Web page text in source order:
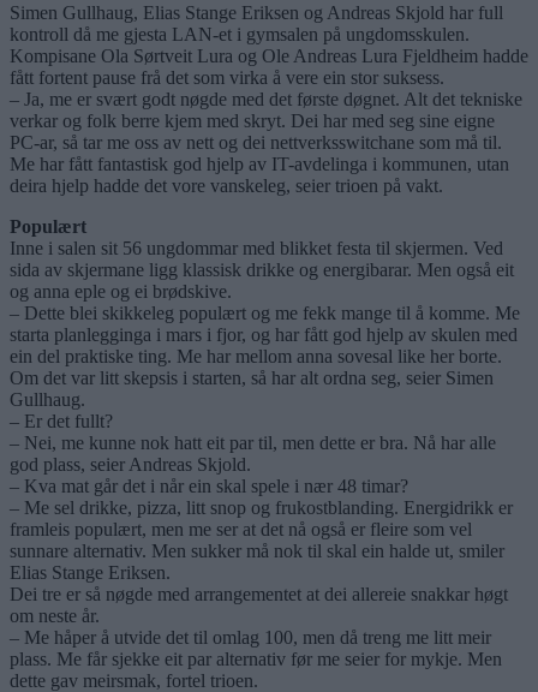
Simen Gullhaug, Elias Stange Eriksen og Andreas Skjold har full
kontroll då me gjesta LAN-et i gymsalen på ungdomsskulen.
Kompisane Ola Sørtveit Lura og Ole Andreas Lura Fjeldheim hadde
fått fortent pause frå det som virka å vere ein stor suksess.
– Ja, me er svært godt nøgde med det første døgnet. Alt det tekniske
verkar og folk berre kjem med skryt. Dei har med seg sine eigne
PC-ar, så tar me oss av nett og dei nettverksswitchane som må til.
Me har fått fantastisk god hjelp av IT-avdelinga i kommunen, utan
deira hjelp hadde det vore vanskeleg, seier trioen på vakt.
Populært
Inne i salen sit 56 ungdommar med blikket festa til skjermen. Ved
sida av skjermane ligg klassisk drikke og energibarar. Men også eit
og anna eple og ei brødskive.
– Dette blei skikkeleg populært og me fekk mange til å komme. Me
starta planlegginga i mars i fjor, og har fått god hjelp av skulen med
ein del praktiske ting. Me har mellom anna sovesal like her borte.
Om det var litt skepsis i starten, så har alt ordna seg, seier Simen
Gullhaug.
– Er det fullt?
– Nei, me kunne nok hatt eit par til, men dette er bra. Nå har alle
god plass, seier Andreas Skjold.
– Kva mat går det i når ein skal spele i nær 48 timar?
– Me sel drikke, pizza, litt snop og frukostblanding. Energidrikk er
framleis populært, men me ser at det nå også er fleire som vel
sunnare alternativ. Men sukker må nok til skal ein halde ut, smiler
Elias Stange Eriksen.
Dei tre er så nøgde med arrangementet at dei allereie snakkar høgt
om neste år.
– Me håper å utvide det til omlag 100, men då treng me litt meir
plass. Me får sjekke eit par alternativ før me seier for mykje. Men
dette gav meirsmak, fortel trioen.